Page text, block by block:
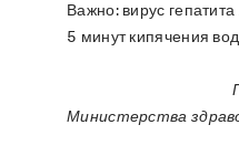
Важно: вирус
5 минут кипячения
Пресс-
Министерства